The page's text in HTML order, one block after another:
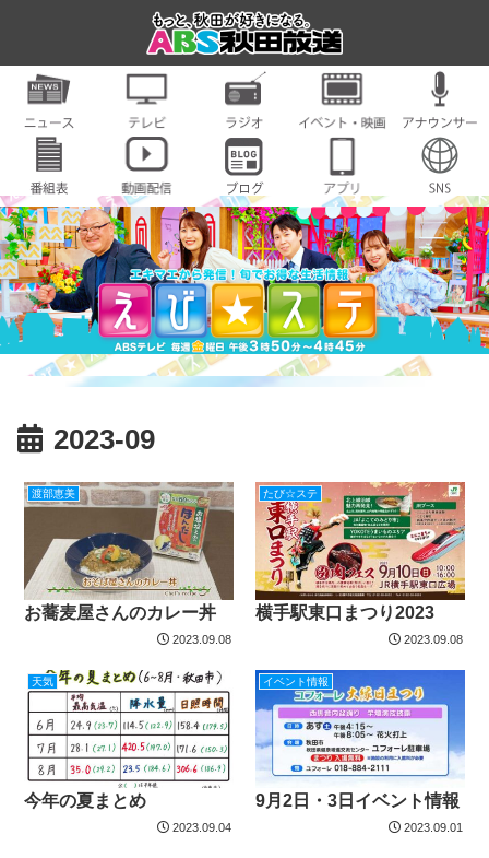
2023-09
渡部恵美
お蕎麦屋さんのカレー丼
2023.09.08
たび☆ステ
横手駅東口まつり2023
2023.09.08
天気
今年の夏まとめ
2023.09.04
イベント情報
9月2日・3日イベント情報
2023.09.01